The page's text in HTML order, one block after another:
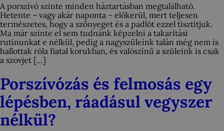
A porszívó szinte minden háztartásban megtalálható.
Hetente – vagy akár naponta – előkerül, mert teljesen
természetes, hogy a szőnyeget és a padlót ezzel tisztítjuk.
Ma már szinte el sem tudnánk képzelni a takarítási
rutinunkat e nélkül, pedig a nagyszüleink talán még nem is
hallottak róla fiatal korukban, és valószínű a szüleink is csak
a szovjet […]
Porszívózás és felmosás egy
lépésben, ráadásul vegyszer
nélkül?